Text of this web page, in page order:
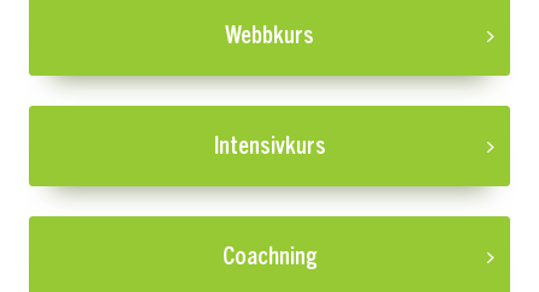
Webbkurs
Intensivkurs
Coachning